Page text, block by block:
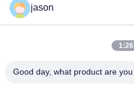
jason
1:26
Good day, what product are